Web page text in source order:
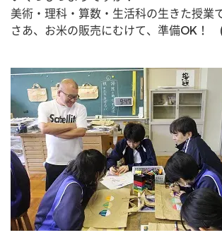
美術・理科・算数・生活科の生きた授業
さあ、お米の販売にむけて、準備OK！